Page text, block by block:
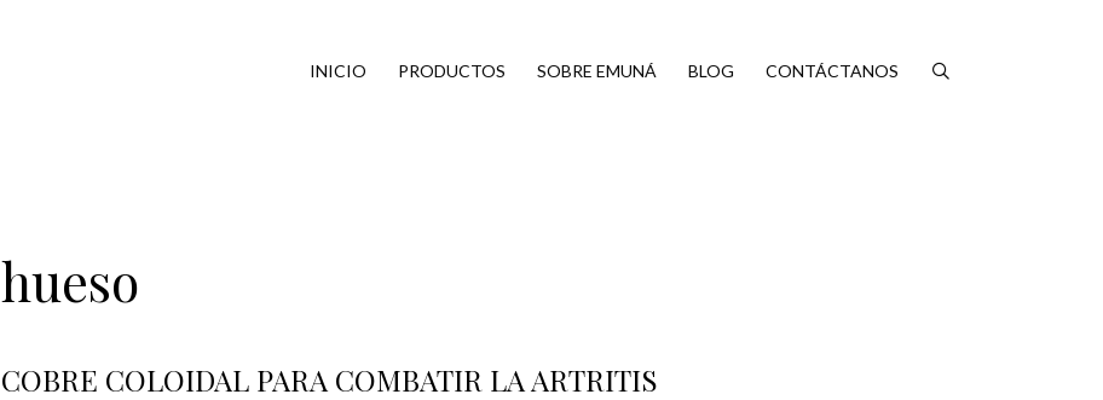
INICIO PRODUCTOS SOBRE EMUNÁ BLOG CONTÁCTANOS
hueso
COBRE COLOIDAL PARA COMBATIR LA ARTRITIS